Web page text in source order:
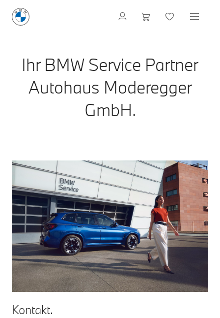
Ihr BMW Service Partner
Autohaus Moderegger
GmbH.
Kontakt.